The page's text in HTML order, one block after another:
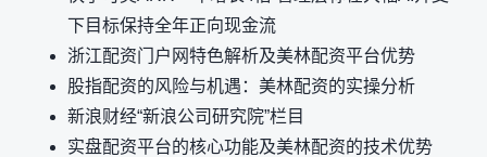
下目标保持全年正向现金流
浙江配资门户网特色解析及美林配资平台优势
股指配资的风险与机遇：美林配资的实操分析
新浪财经“新浪公司研究院”栏目
实盘配资平台的核心功能及美林配资的技术优势